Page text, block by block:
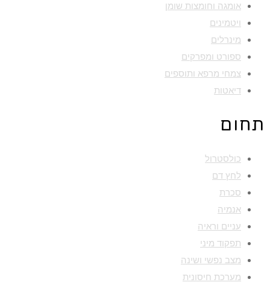
אומגה וחומצות שומן
ויטמינים
מינרלים
ספורט ומפרקים
צמחי מרפא ותוספים
דיאטות
תחום
כולסטרול
לחץ דם
סכרת
אנמיה
עניים וראיה
תפקוד מיני
מצב נפשי ושינה
מערכת חיסונית